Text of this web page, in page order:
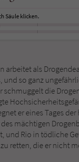
Säule klicken.
arbeitet als
so ganz
schmuggelt die
er eines Tages
mächtigen
und Rio in tödliche
retten, die er nicht
Jahr
für Kommentare
Couch Medien